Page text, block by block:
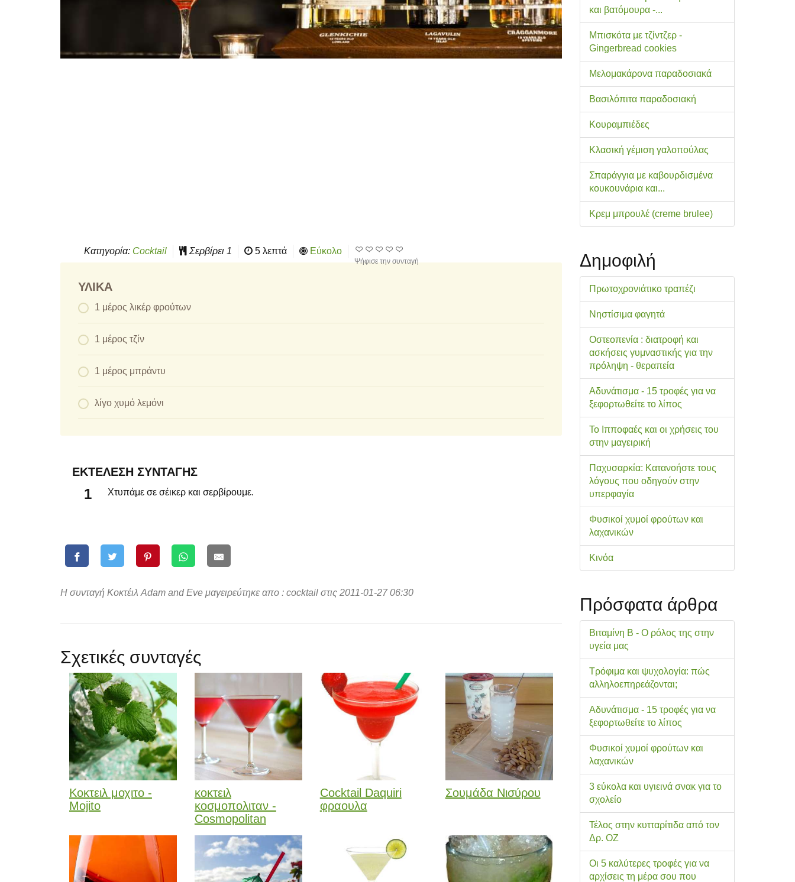
Κατηγορία: Cocktail Σερβίρει 1 5 λεπτά Εύκολο
Ψήφισε την συνταγή
ΥΛΙΚΆ
1 μέρος λικέρ φρούτων
1 μέρος τζίν
1 μέρος μπράντυ
λίγο χυμό λεμόνι
ΕΚΤΈΛΕΣΗ ΣΥΝΤΑΓΉΣ
Χτυπάμε σε σέικερ και σερβίρουμε.
Η συνταγή Κοκτέιλ Adam and Eve μαγειρεύτηκε απο : cocktail στις 2011-01-27 06:30
Σχετικές συνταγές
Κοκτειλ μοχιτο -
Mojito
κοκτειλ
κοσμοπολιταν -
Cosmopolitan
Cocktail Daquiri
φραουλα
Σουμάδα Νισύρου
και βατόμουρα -...
Μπισκότα με τζίντζερ -
Gingerbread cookies
Μελομακάρονα παραδοσιακά
Βασιλόπιτα παραδοσιακή
Κουραμπιέδες
Κλασική γέμιση γαλοπούλας
Σπαράγγια με καβουρδισμένα
κουκουνάρια και...
Κρεμ μπρουλέ (creme brulee)
Δημοφιλή
Πρωτοχρονιάτικο τραπέζι
Νηστίσιμα φαγητά
Οστεοπενία : διατροφή και
ασκήσεις γυμναστικής για την
πρόληψη - θεραπεία
Αδυνάτισμα - 15 τροφές για να
ξεφορτωθείτε το λίπος
Το Ιπποφαές και οι χρήσεις του
στην μαγειρική
Παχυσαρκία: Κατανοήστε τους
λόγους που οδηγούν στην
υπερφαγία
Φυσικοί χυμοί φρούτων και
λαχανικών
Κινόα
Πρόσφατα άρθρα
Βιταμίνη Β - Ο ρόλος της στην
υγεία μας
Τρόφιμα και ψυχολογία: πώς
αλληλοεπηρεάζονται;
Αδυνάτισμα - 15 τροφές για να
ξεφορτωθείτε το λίπος
Φυσικοί χυμοί φρούτων και
λαχανικών
3 εύκολα και υγιεινά σνακ για το
σχολείo
Τέλος στην κυτταρίτιδα από τον
Δρ. ΟΖ
Οι 5 καλύτερες τροφές για να
αρχίσεις τη μέρα σου που